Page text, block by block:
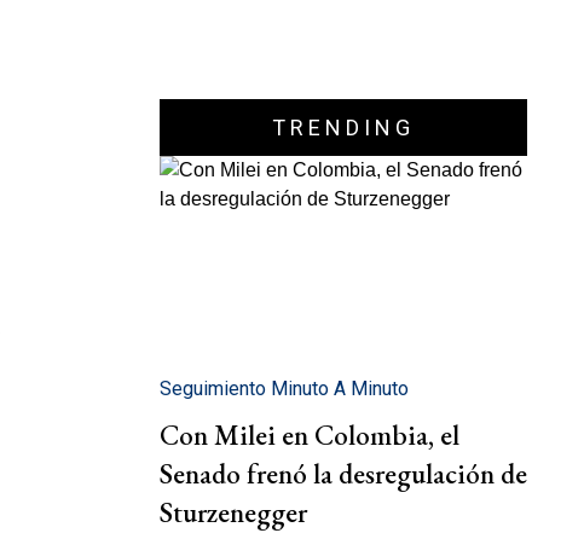
TRENDING
Seguimiento Minuto A Minuto
Con Milei en Colombia, el
Senado frenó la desregulación de
Sturzenegger